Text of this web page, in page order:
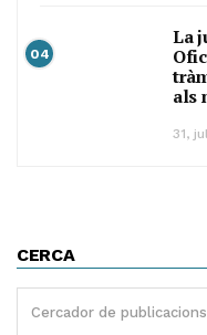
04
La
als
31,
CERCA